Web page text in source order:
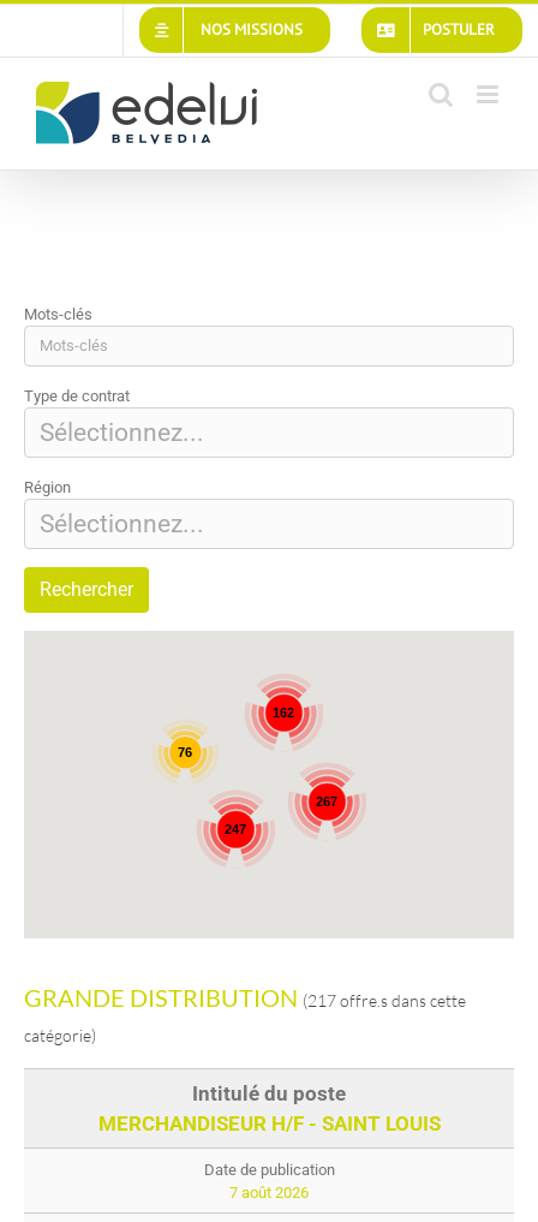
Passer
contenu
POSTULER
NOS MISSIONS
Mots-clés
Type de contrat
Région
267
247
162
76
GRANDE DISTRIBUTION (217 offre.s dans cette
catégorie)
MERCHANDISEUR H/F - SAINT LOUIS
7 août 2026